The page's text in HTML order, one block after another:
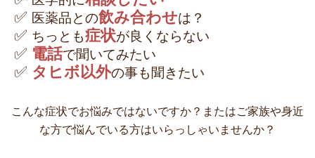
✅ 医薬品との飲み合わせは？
✅ ちっとも症状が良くならない
✅ 電話で聞いてみたい
✅ タヒボ以外の事も聞きたい
こんな症状でお悩みではないですか？またはご家族や身近
な方で悩んでいる方はいらっしゃいませんか？